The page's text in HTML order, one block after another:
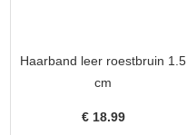
Haarband leer roestbruin 1.5
cm
€ 18.99